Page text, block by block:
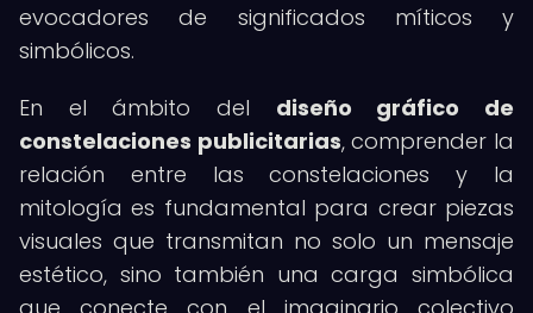
evocadores de significados míticos y
simbólicos.
En el ámbito del diseño gráfico de
constelaciones publicitarias, comprender la
relación entre las constelaciones y la
mitología es fundamental para crear piezas
visuales que transmitan no solo un mensaje
estético, sino también una carga simbólica